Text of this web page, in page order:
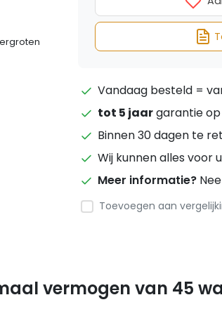
Vandaag besteld =
tot 5 jaargarantie
Binnen 30 dagen te
Wij kunnen alles voor
Meer informatie?
Toevoegen aan
vermogen van 45